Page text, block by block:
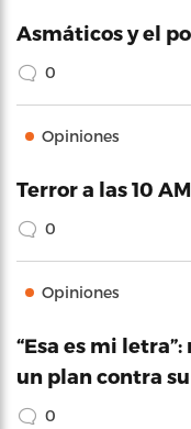
Asmáticos y el
0
Opiniones
Terror a las 10 AM
0
Opiniones
“Esa es mi
un plan contra
0